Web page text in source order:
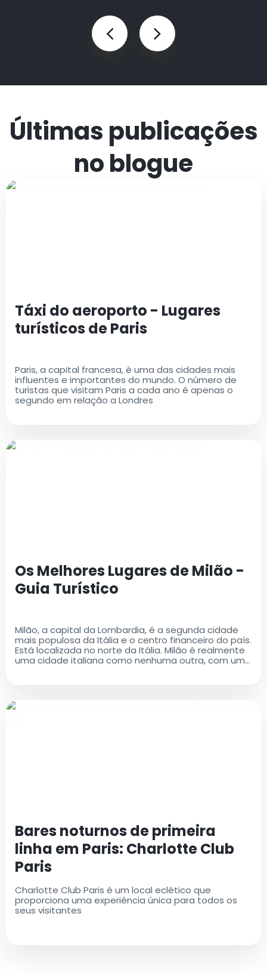
Últimas publicações
no blogue
Táxi do aeroporto - Lugares
turísticos de Paris
Paris, a capital francesa, é uma das cidades mais
influentes e importantes do mundo. O número de
turistas que visitam Paris a cada ano é apenas o
segundo em relação a Londres
Os Melhores Lugares de Milão -
Guia Turístico
Milão, a capital da Lombardia, é a segunda cidade
mais populosa da Itália e o centro financeiro do país.
Está localizada no norte da Itália. Milão é realmente
uma cidade italiana como nenhuma outra, com uma
Bares noturnos de primeira
linha em Paris: Charlotte Club
Paris
Charlotte Club Paris é um local eclético que
proporciona uma experiência única para todos os
seus visitantes